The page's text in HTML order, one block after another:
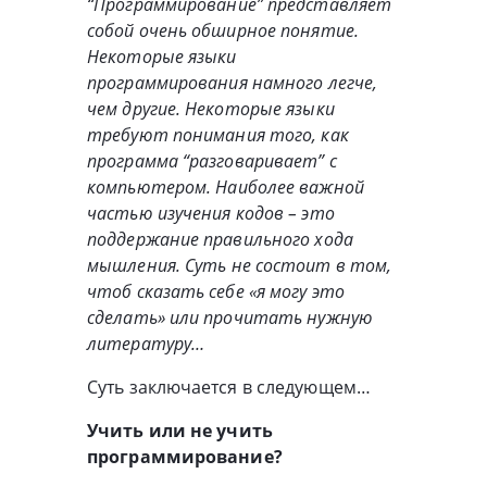
собой очень обширное понятие.
Некоторые языки
программирования намного легче,
чем другие. Некоторые языки
требуют понимания того, как
программа “разговаривает” с
компьютером. Наиболее важной
частью изучения кодов – это
поддержание правильного хода
мышления. Суть не состоит в том,
чтоб сказать себе «я могу это
сделать» или прочитать нужную
литературу…
Суть заключается в следующем…
Учить или не учить
программирование?